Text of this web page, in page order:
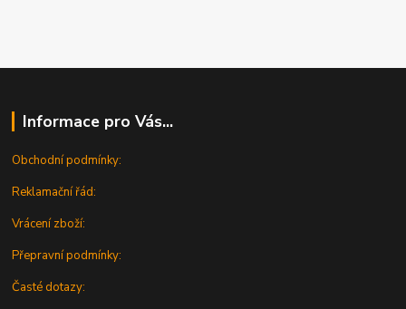
Informace pro Vás...
Obchodní podmínky:
Reklamační řád:
Vrácení zboží:
Přepravní podmínky:
Časté dotazy: